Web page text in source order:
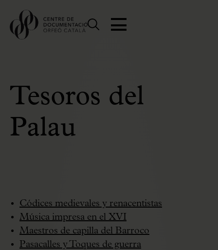
Tesoros del
Palau
Códices medievales y renacentistas
Música impresa en el XVI
Maestros de capilla del Barroco
Pasacalles y Toques de guerra